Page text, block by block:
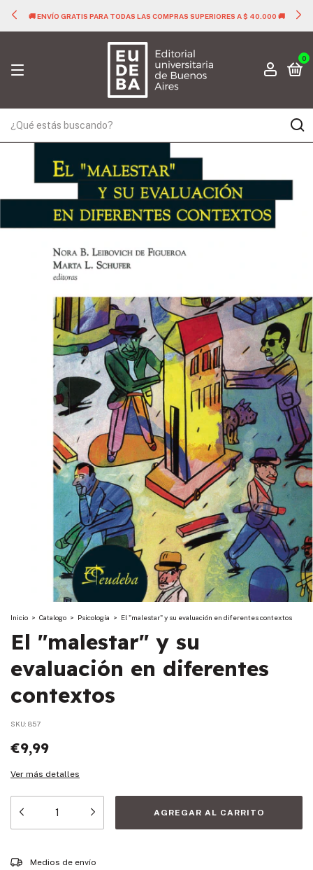
🚚 ENVÍO GRATIS PARA TODAS LAS COMPRAS SUPERIORES A $ 40.000 🚚
0
Inicio > Catalogo > Psicología > El "malestar" y su evaluación en diferentes contextos
El "malestar" y su
evaluación en diferentes
contextos
SKU: 857
€9,99
Ver más detalles
Entregas para el CP:
Medios de envío